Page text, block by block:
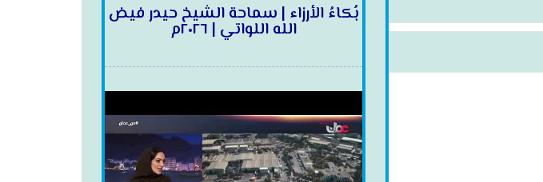
بُكاءُ الأرزاء | سماحة الشيخ حيدر فيض
الله اللواتي | ٢٠٢٦م